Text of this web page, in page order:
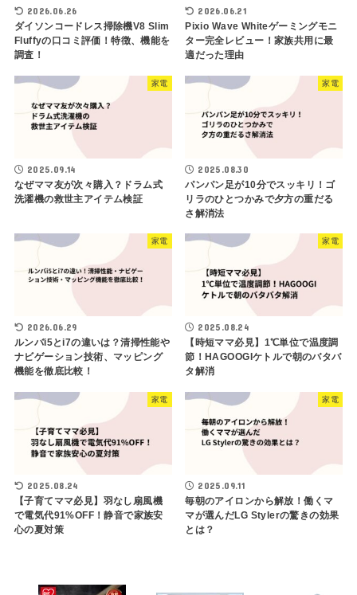
2026.06.26
ダイソンコードレス掃除機V8 Slim
Fluffyの口コミ評価！特徴、機能を
調査！
2026.06.21
Pixio Wave Whiteゲーミングモニ
ター完全レビュー！家族共用に最
適だった理由
家電
2025.09.14
なぜママ友が次々購入？ドラム式
洗濯機の救世主アイテム検証
家電
2025.08.30
パンパン足が10分でスッキリ！ゴ
リラのひとつかみで夕方の重だる
さ解消法
家電
2026.06.29
ルンバi5とi7の違いは？清掃性能や
ナビゲーション技術、マッピング
機能を徹底比較！
家電
2025.08.24
【時短ママ必見】1℃単位で温度調
節！HAGOOGIケトルで朝のバタバ
タ解消
家電
2025.08.24
【子育てママ必見】羽なし扇風機
で電気代91%OFF！静音で家族安
心の夏対策
家電
2025.09.11
毎朝のアイロンから解放！働くマ
マが選んだLG Stylerの驚きの効果
とは？